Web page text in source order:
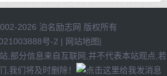
2026 泊名励志网 版权所有
号-2 | 网站地图|
,部分信息来自互联网,并不代表本站观点,若
,我们将及时删除！